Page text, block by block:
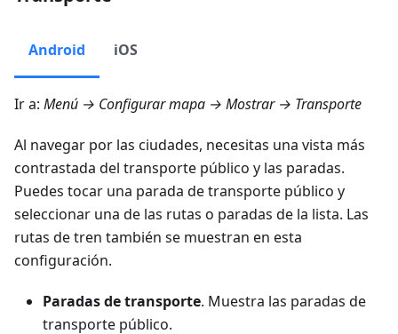
Android iOS
Ir a: Menú → Configurar mapa → Mostrar → Transporte
Al navegar por las ciudades, necesitas una vista más
contrastada del transporte público y las paradas.
Puedes tocar una parada de transporte público y
seleccionar una de las rutas o paradas de la lista. Las
rutas de tren también se muestran en esta
configuración.
Paradas de transporte. Muestra las paradas de
transporte público.